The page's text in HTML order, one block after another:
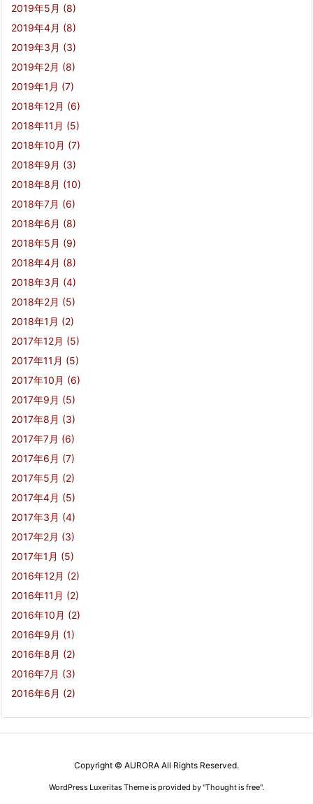
2019年5月 (8)
2019年4月 (8)
2019年3月 (3)
2019年2月 (8)
2019年1月 (7)
2018年12月 (6)
2018年11月 (5)
2018年10月 (7)
2018年9月 (3)
2018年8月 (10)
2018年7月 (6)
2018年6月 (8)
2018年5月 (9)
2018年4月 (8)
2018年3月 (4)
2018年2月 (5)
2018年1月 (2)
2017年12月 (5)
2017年11月 (5)
2017年10月 (6)
2017年9月 (5)
2017年8月 (3)
2017年7月 (6)
2017年6月 (7)
2017年5月 (2)
2017年4月 (5)
2017年3月 (4)
2017年2月 (3)
2017年1月 (5)
2016年12月 (2)
2016年11月 (2)
2016年10月 (2)
2016年9月 (1)
2016年8月 (2)
2016年7月 (3)
2016年6月 (2)
Copyright © AURORA All Rights Reserved.
WordPress Luxeritas Theme is provided by "Thought is free".